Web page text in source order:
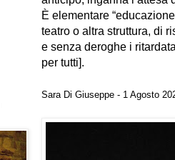
È elementare
teatro o altra struttura, di
e senza deroghe i
per tutti].
Sara Di Giuseppe - 1 Agosto